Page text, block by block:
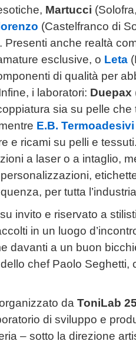
Martucci
(Castelfranco di
Presenti anche realtà
esclusive, o Leta
di qualità per
i laboratori: Duepax
sia su pelle
E.B. Termoadesivi
e ricami su pelli e
a laser o a intaglio,
per tutta
su invito e riservato a
in un luogo
davanti a un buon
chef Paolo Seghetti,
da ToniLab
di sviluppo e
– sotto la direzione